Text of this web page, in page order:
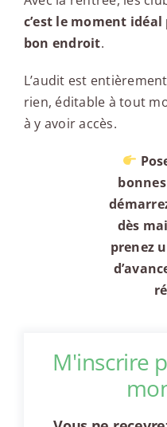
c’est le moment
bon endroit.
L’audit est
rien, éditable à tout
à y avoir accès.
dès
prenez
M'inscrire